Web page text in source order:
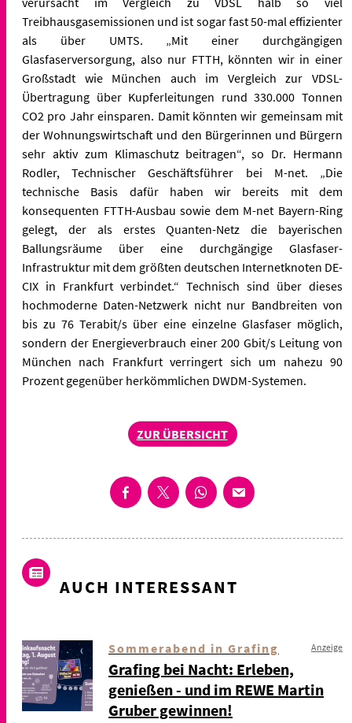
Treibhausgasemissionen und ist sogar fast 50-mal effizienter
als über UMTS. „Mit einer durchgängigen
Glasfaserversorgung, also nur FTTH, könnten wir in einer
Großstadt wie München auch im Vergleich zur VDSL-
Übertragung über Kupferleitungen rund 330.000 Tonnen
CO2 pro Jahr einsparen. Damit könnten wir gemeinsam mit
der Wohnungswirtschaft und den Bürgerinnen und Bürgern
sehr aktiv zum Klimaschutz beitragen“, so Dr. Hermann
Rodler, Technischer Geschäftsführer bei M-net. „Die
technische Basis dafür haben wir bereits mit dem
konsequenten FTTH-Ausbau sowie dem M-net Bayern-Ring
gelegt, der als erstes Quanten-Netz die bayerischen
Ballungsräume über eine durchgängige Glasfaser-
Infrastruktur mit dem größten deutschen Internetknoten DE-
CIX in Frankfurt verbindet.“ Technisch sind über dieses
hochmoderne Daten-Netzwerk nicht nur Bandbreiten von
bis zu 76 Terabit/s über eine einzelne Glasfaser möglich,
sondern der Energieverbrauch einer 200 Gbit/s Leitung von
München nach Frankfurt verringert sich um nahezu 90
Prozent gegenüber herkömmlichen DWDM-Systemen.
ZUR ÜBERSICHT
AUCH INTERESSANT
Sommerabend in Grafing Anzeige
Grafing bei Nacht: Erleben,
genießen - und im REWE Martin
Gruber gewinnen!